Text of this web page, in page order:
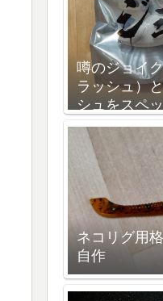
噂のジョイ
ラッシュ）
シュをスペ
ネコリグ用
自作